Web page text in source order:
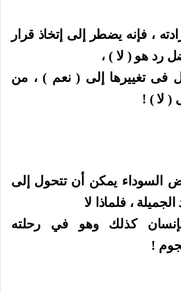
، فإنه يضطر إلى إتخاذ قرار
رد هو ( لا ) ،
فى تغييرها إلى ( نعم ) ، من
( لا ) !
السوداء يمكن أن تتحول إلى
، فلماذا لا
كذلك وهو في رحلته
!